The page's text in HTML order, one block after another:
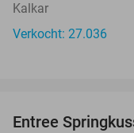
Kalkar
Verkocht: 27.036
Entree